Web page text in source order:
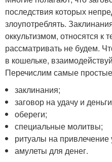
последствия которых
злоупотреблять.
оккультизмом, относятся
рассматривать не будем.
в кошельке,
Перечислим самые
заклинания;
заговор на удачу и
обереги;
специальные молитвы;
ритуалы на привлечение
амулеты для денег.